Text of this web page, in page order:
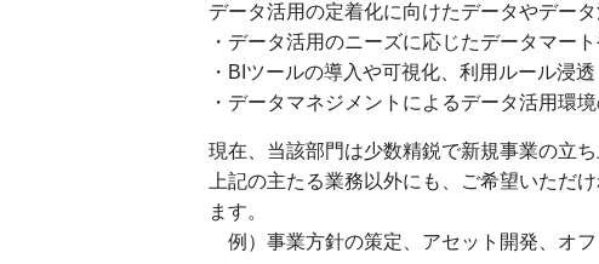
データ活用の定着化に向けたデータやデー
・データ活用のニーズに応じたデータマー
・BIツールの導入や可視化、利用ルール浸透
・データマネジメントによるデータ活用環
現在、当該部門は少数精鋭で新規事業の立ち
上記の主たる業務以外にも、ご希望いただ
ます。
例）事業方針の策定、アセット開発、オ